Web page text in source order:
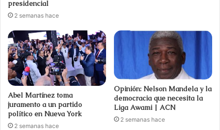
presidencial
2 semanas hace
Abel Martínez toma
juramento a un partido
político en Nueva York
2 semanas hace
Opinión: Nelson Mandela y la
democracia que necesita la
Liga Awami | ACN
2 semanas hace